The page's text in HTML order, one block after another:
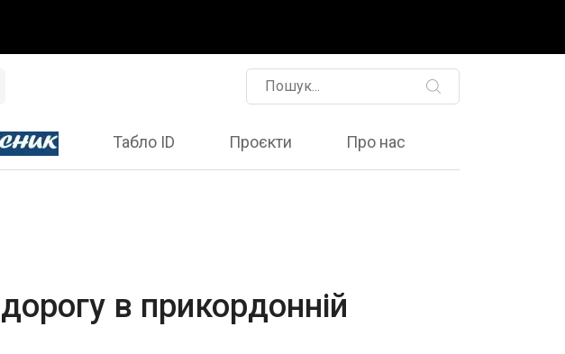
Табло ID Проєкти Про нас
в прикордонній